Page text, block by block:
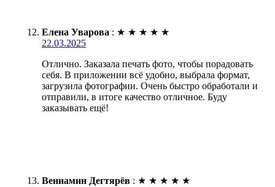
Елена Уварова : ★ ★ ★ ★ ★
22.03.2025
Отлично. Заказала печать фото, чтобы порадовать
себя. В приложении всё удобно, выбрала формат,
загрузила фотографии. Очень быстро обработали и
отправили, в итоге качество отличное. Буду
заказывать ещё!
Вениамин Дегтярёв : ★ ★ ★ ★ ★